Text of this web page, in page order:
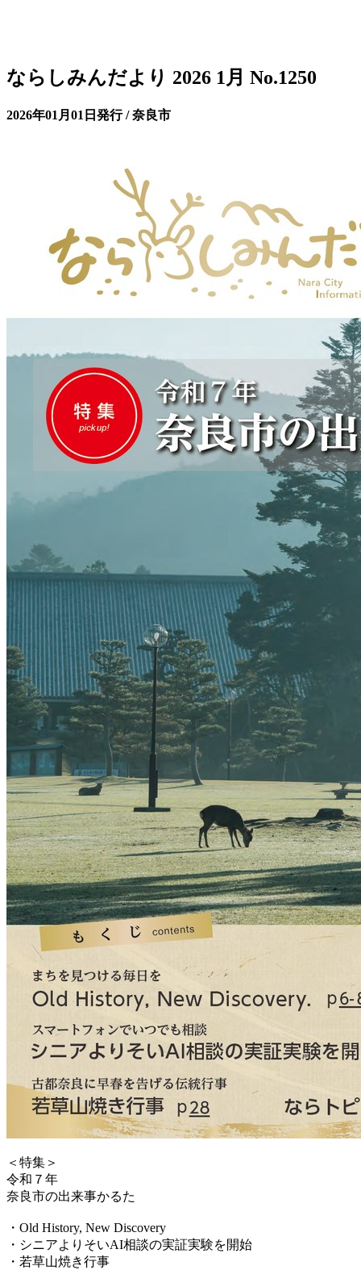
ならしみんだより 2026 1月 No.1250
2026年01月01日発行 / 奈良市
＜特集＞
令和７年
奈良市の出来事かるた
・Old History, New Discovery
・シニアよりそいAI相談の実証実験を開始
・若草山焼き行事